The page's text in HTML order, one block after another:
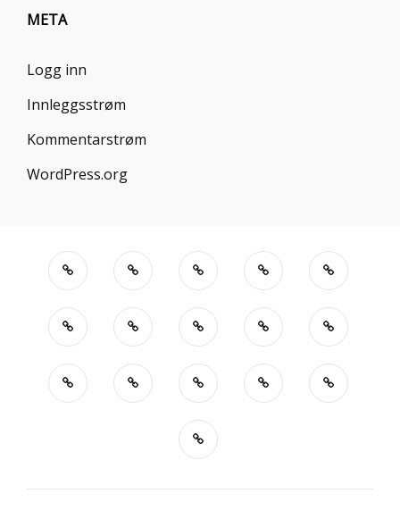
META
Logg inn
Innleggsstrøm
Kommentarstrøm
WordPress.org